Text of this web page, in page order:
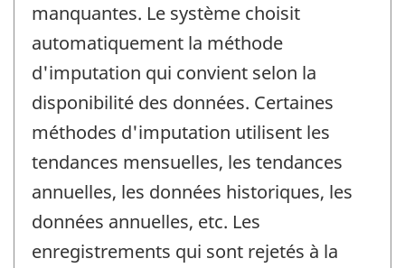
manquantes. Le système choisit
automatiquement la méthode
d'imputation qui convient selon la
disponibilité des données. Certaines
méthodes d'imputation utilisent les
tendances mensuelles, les tendances
annuelles, les données historiques, les
données annuelles, etc. Les
enregistrements qui sont rejetés à la